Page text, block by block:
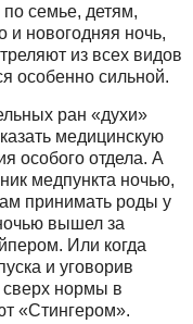
семье, детям,
новогодняя ночь,
из всех видов
особенно сильной.
ран «духи»
медицинскую
особого отдела. А
медпункта ночью,
принимать роды у
вышел за
Или когда
и уговорив
сверх нормы в
«Стингером».